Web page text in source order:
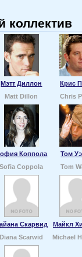
коллектив
Мэтт Диллон
Крис
Matt Dillon Chris
Коппола
Том
Sofia Coppola Tom
Скарвид
Майкл
Diana Scarwid Michael